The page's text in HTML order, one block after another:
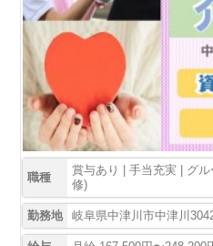
職種
賞与あり | 手当充実 | グ
修)
勤務地 岐阜県中津川市中津川